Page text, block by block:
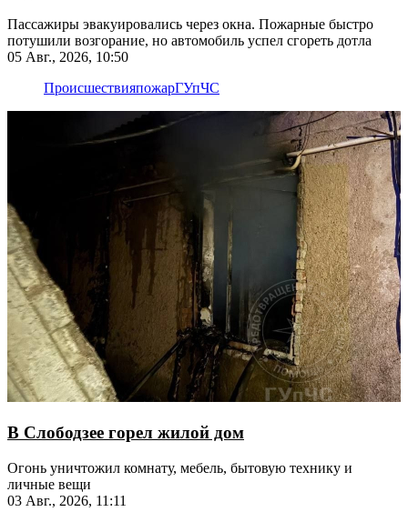
Пассажиры эвакуировались через окна. Пожарные быстро
потушили возгорание, но автомобиль успел сгореть дотла
05 Авг., 2026, 10:50
ПроисшествияпожарГУпЧС
В Слободзее горел жилой дом
Огонь уничтожил комнату, мебель, бытовую технику и
личные вещи
03 Авг., 2026, 11:11